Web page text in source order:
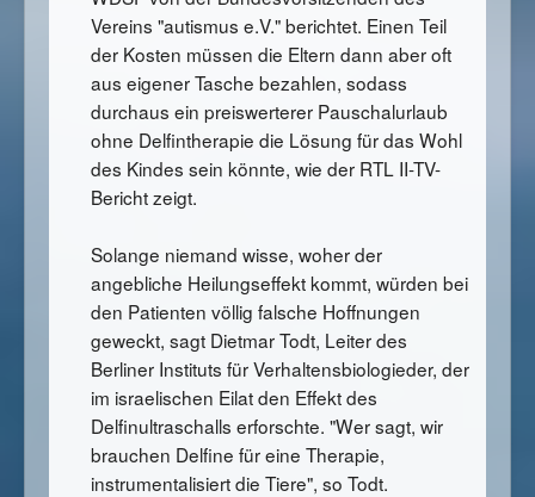
Vereins "autismus e.V." berichtet. Einen Teil
der Kosten müssen die Eltern dann aber oft
aus eigener Tasche bezahlen, sodass
durchaus ein preiswerterer Pauschalurlaub
ohne Delfintherapie die Lösung für das Wohl
des Kindes sein könnte, wie der RTL II-TV-
Bericht zeigt.
Solange niemand wisse, woher der
angebliche Heilungseffekt kommt, würden bei
den Patienten völlig falsche Hoffnungen
geweckt, sagt Dietmar Todt, Leiter des
Berliner Instituts für Verhaltensbiologieder, der
im israelischen Eilat den Effekt des
Delfinultraschalls erforschte. "Wer sagt, wir
brauchen Delfine für eine Therapie,
instrumentalisiert die Tiere", so Todt.